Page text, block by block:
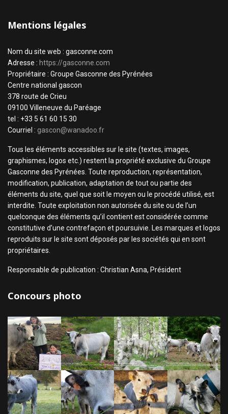
Mentions légales
Nom du site web : gasconne.com
Adresse : https://gasconne.com
Propriétaire : Groupe Gasconne des Pyrénées
Centre national gascon
378 route de Crieu
09100 Villeneuve du Paréage
tel : +33 5 61 60 15 30
Courriel : gascon@wanadoo.fr
Tous les éléments accessibles sur le site (textes, images,
graphismes, logos etc.) restent la propriété exclusive du Groupe
Gasconne des Pyrénées. Toute reproduction, représentation,
modification, publication, adaptation de tout ou partie des
éléments du site, quel que soit le moyen ou le procédé utilisé, est
interdite. Toute exploitation non autorisée du site ou de l’un
quelconque des éléments qu’il contient est considérée comme
constitutive d’une contrefaçon et poursuivie. Les marques et logos
reproduits sur le site sont déposés par les sociétés qui en sont
propriétaires.
Responsable de publication : Christian Asna, Président
Concours photo